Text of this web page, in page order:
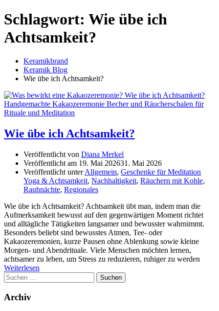
Schlagwort: Wie übe ich
Achtsamkeit?
Keramikbrand
Keramik Blog
Wie übe ich Achtsamkeit?
Wie übe ich Achtsamkeit?
Veröffentlicht von Diana Merkel
Veröffentlicht am 19. Mai 202631. Mai 2026
Veröffentlicht unterAllgemein, Geschenke für Meditation
Yoga & Achtsamkeit, Nachhaltigkeit, Räuchern mit Kohle,
Rauhnächte, Regionales
Wie übe ich Achtsamkeit? Achtsamkeit übt man, indem man die
Aufmerksamkeit bewusst auf den gegenwärtigen Moment richtet
und alltägliche Tätigkeiten langsamer und bewusster wahrnimmt.
Besonders beliebt sind bewusstes Atmen, Tee- oder
Kakaozeremonien, kurze Pausen ohne Ablenkung sowie kleine
Morgen- und Abendrituale. Viele Menschen möchten lernen,
achtsamer zu leben, um Stress zu reduzieren, ruhiger zu werden
Weiterlesen
Suchen
nach:
Archiv